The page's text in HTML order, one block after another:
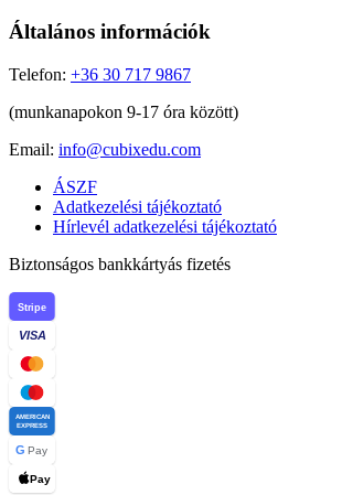
Általános információk
Telefon: +36 30 717 9867
(munkanapokon 9-17 óra között)
Email: info@cubixedu.com
ÁSZF
Adatkezelési tájékoztató
Hírlevél adatkezelési tájékoztató
Biztonságos bankkártyás fizetés
Stripe
VISA
AMERICAN
EXPRESS
G Pay
Pay